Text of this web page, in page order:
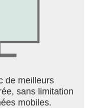
de meilleurs
sans limitation
mobiles.